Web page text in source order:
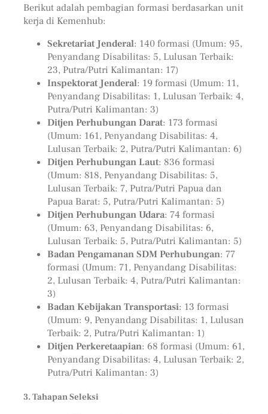
Berikut adalah pembagian formasi berdasarkan unit
kerja di Kemenhub:
Sekretariat Jenderal: 140 formasi (Umum: 95,
Penyandang Disabilitas: 5, Lulusan Terbaik:
23, Putra/Putri Kalimantan: 17)
Inspektorat Jenderal: 19 formasi (Umum: 11,
Penyandang Disabilitas: 1, Lulusan Terbaik: 4,
Putra/Putri Kalimantan: 3)
Ditjen Perhubungan Darat: 173 formasi
(Umum: 161, Penyandang Disabilitas: 4,
Lulusan Terbaik: 2, Putra/Putri Kalimantan: 6)
Ditjen Perhubungan Laut: 836 formasi
(Umum: 818, Penyandang Disabilitas: 5,
Lulusan Terbaik: 7, Putra/Putri Papua dan
Papua Barat: 5, Putra/Putri Kalimantan: 5)
Ditjen Perhubungan Udara: 74 formasi
(Umum: 63, Penyandang Disabilitas: 6,
Lulusan Terbaik: 5, Putra/Putri Kalimantan: 5)
Badan Pengamanan SDM Perhubungan: 77
formasi (Umum: 71, Penyandang Disabilitas:
2, Lulusan Terbaik: 4, Putra/Putri Kalimantan:
3)
Badan Kebijakan Transportasi: 13 formasi
(Umum: 9, Penyandang Disabilitas: 1, Lulusan
Terbaik: 2, Putra/Putri Kalimantan: 1)
Ditjen Perkeretaapian: 68 formasi (Umum: 61,
Penyandang Disabilitas: 4, Lulusan Terbaik: 2,
Putra/Putri Kalimantan: 3)
3. Tahapan Seleksi